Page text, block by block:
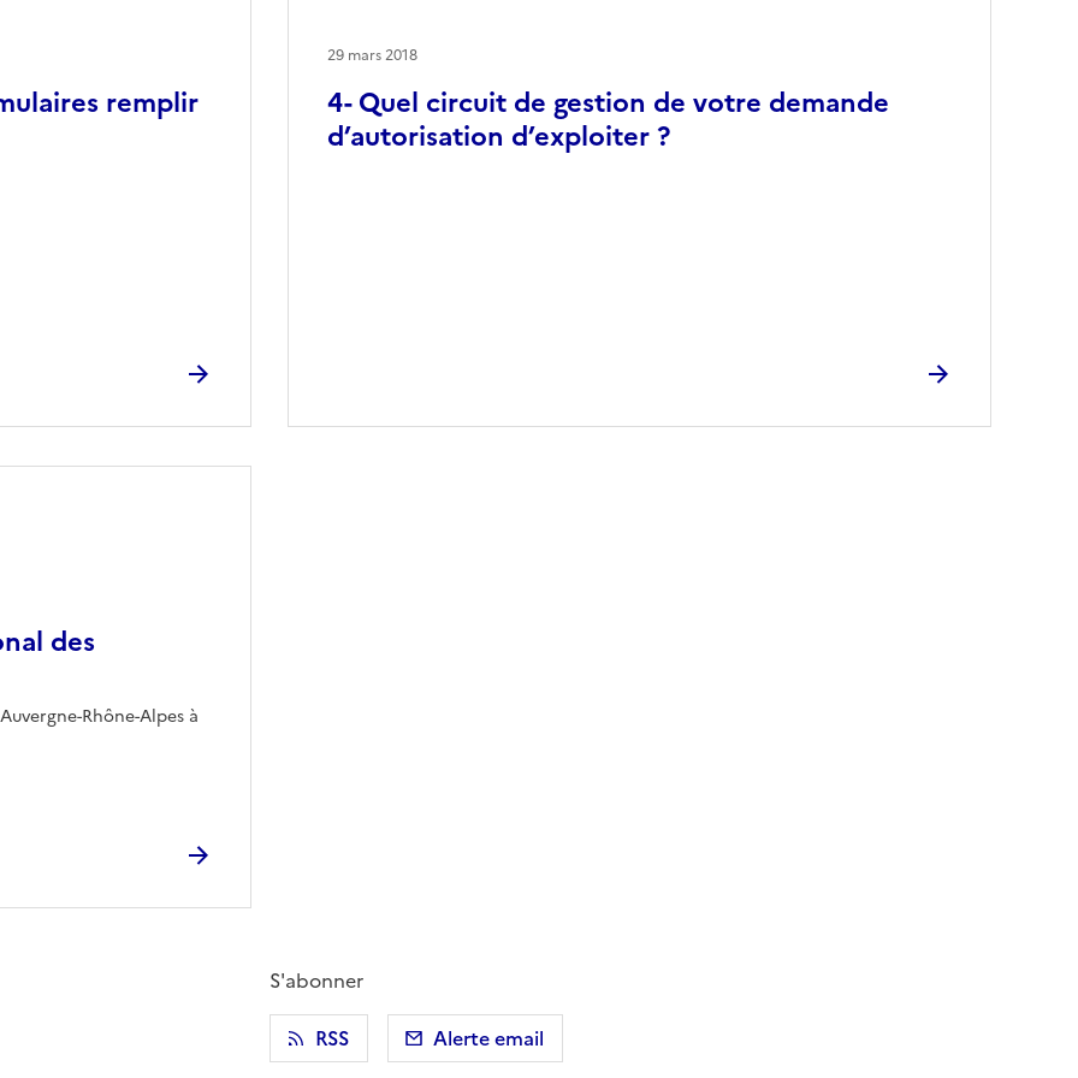
remplir
4- Quel circuit de gestion de votre demande
d’autorisation d’exploiter ?
29 mars 2018
des
Rhône-Alpes à
S'abonner
RSS
Alerte email